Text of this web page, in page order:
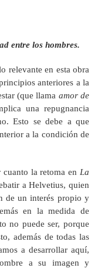
entre los hombres.
relevante en esta obra
anteriores a la
(que llama amor de
una repugnancia
Esto se debe a que
a la condición de
cuanto la retoma en La
a Helvetius, quien
de un interés propio y
en la medida de
no puede ser, porque
además de todas las
a desarrollar aquí,
a su imagen y